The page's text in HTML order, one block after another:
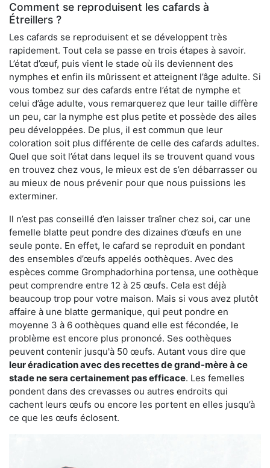
Comment se reproduisent les cafards à
Étreillers ?
Les cafards se reproduisent et se développent très
rapidement. Tout cela se passe en trois étapes à savoir.
L’état d’œuf, puis vient le stade où ils deviennent des
nymphes et enfin ils mûrissent et atteignent l’âge adulte. Si
vous tombez sur des cafards entre l’état de nymphe et
celui d’âge adulte, vous remarquerez que leur taille diffère
un peu, car la nymphe est plus petite et possède des ailes
peu développées. De plus, il est commun que leur
coloration soit plus différente de celle des cafards adultes.
Quel que soit l’état dans lequel ils se trouvent quand vous
en trouvez chez vous, le mieux est de s’en débarrasser ou
au mieux de nous prévenir pour que nous puissions les
exterminer.
Il n’est pas conseillé d’en laisser traîner chez soi, car une
femelle blatte peut pondre des dizaines d’œufs en une
seule ponte. En effet, le cafard se reproduit en pondant
des ensembles d’œufs appelés oothèques. Avec des
espèces comme Gromphadorhina portensa, une oothèque
peut comprendre entre 12 à 25 œufs. Cela est déjà
beaucoup trop pour votre maison. Mais si vous avez plutôt
affaire à une blatte germanique, qui peut pondre en
moyenne 3 à 6 oothèques quand elle est fécondée, le
problème est encore plus prononcé. Ses oothèques
peuvent contenir jusqu'à 50 œufs. Autant vous dire que
leur éradication avec des recettes de grand-mère à ce
stade ne sera certainement pas efficace. Les femelles
pondent dans des crevasses ou autres endroits qui
cachent leurs œufs ou encore les portent en elles jusqu’à
ce que les œufs éclosent.